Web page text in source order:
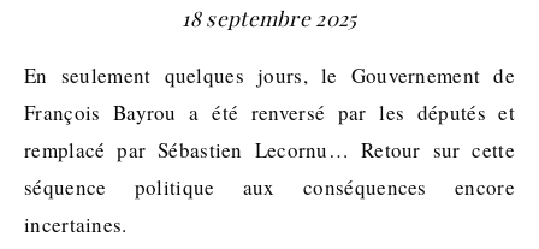
18 septembre 2025
En seulement quelques jours, le Gouvernement de
François Bayrou a été renversé par les députés et
remplacé par Sébastien Lecornu… Retour sur cette
séquence politique aux conséquences encore
incertaines.